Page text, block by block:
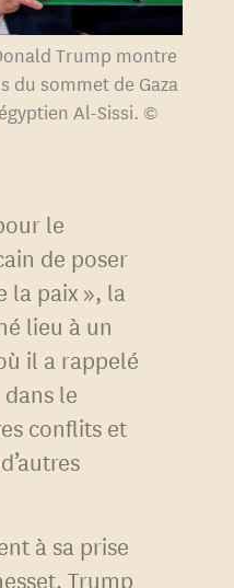
Trump montre
du sommet de Gaza
Al-Sissi. ©
le
de poser
la paix », la
lieu à un
il a rappelé
le
conflits et
à sa prise
Trump